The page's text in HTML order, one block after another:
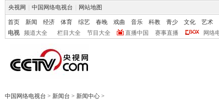
央视网 中国网络电视台 网站地图
首页 新闻 经济 体育 综艺 春晚 戏曲 音乐 科教 青少 文化
艺术
电视
频道大全 栏目大全 节目大全 直播中国 赛事直播 网络
中国网络电视台 > 新闻台 > 新闻中心 >